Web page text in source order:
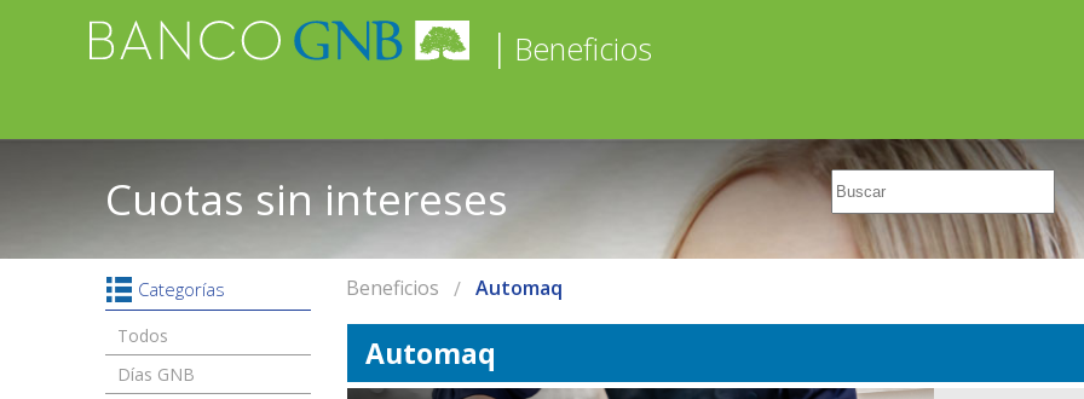
| Beneficios
Cuotas sin intereses
Categorías
Todos
Días GNB
Beneficios Automaq
Automaq